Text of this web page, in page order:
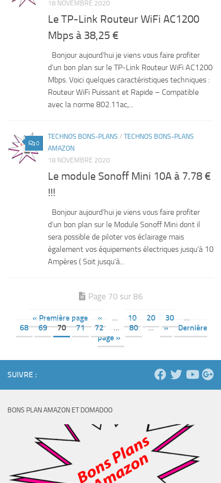
18 NOVEMBRE 2020
Le TP-Link Routeur WiFi AC1200
Mbps à 38,25 €
Bonjour aujourd’hui je viens vous faire profiter
d’un bon plan sur le TP-Link Routeur WiFi AC1200
Mbps. Voici quelques caractéristiques techniques :
Routeur WiFi Puissant et Rapide – Compatible
avec la norme 802.11ac,...
0
TECHNOS BONS-PLANS / TECHNOS BONS-PLANS
AMAZON
18 NOVEMBRE 2020
Le module Sonoff Mini 10A à 7.78 €
!!!
Bonjour aujourd’hui je viens vous faire profiter
d’un bon plan sur le Module Sonoff Mini dont il
sera possible de piloter vos éclairage mais
également vos équipements électriques jusqu’à 10
Ampères ( Soit jusqu’à...
Page 70 sur 86
« Première page « … 10 20 30
…
68
69 70 71 72 … 80 … »
Dernière
page »
SUIVRE :
BONS PLAN AMAZON ET DOMADOO